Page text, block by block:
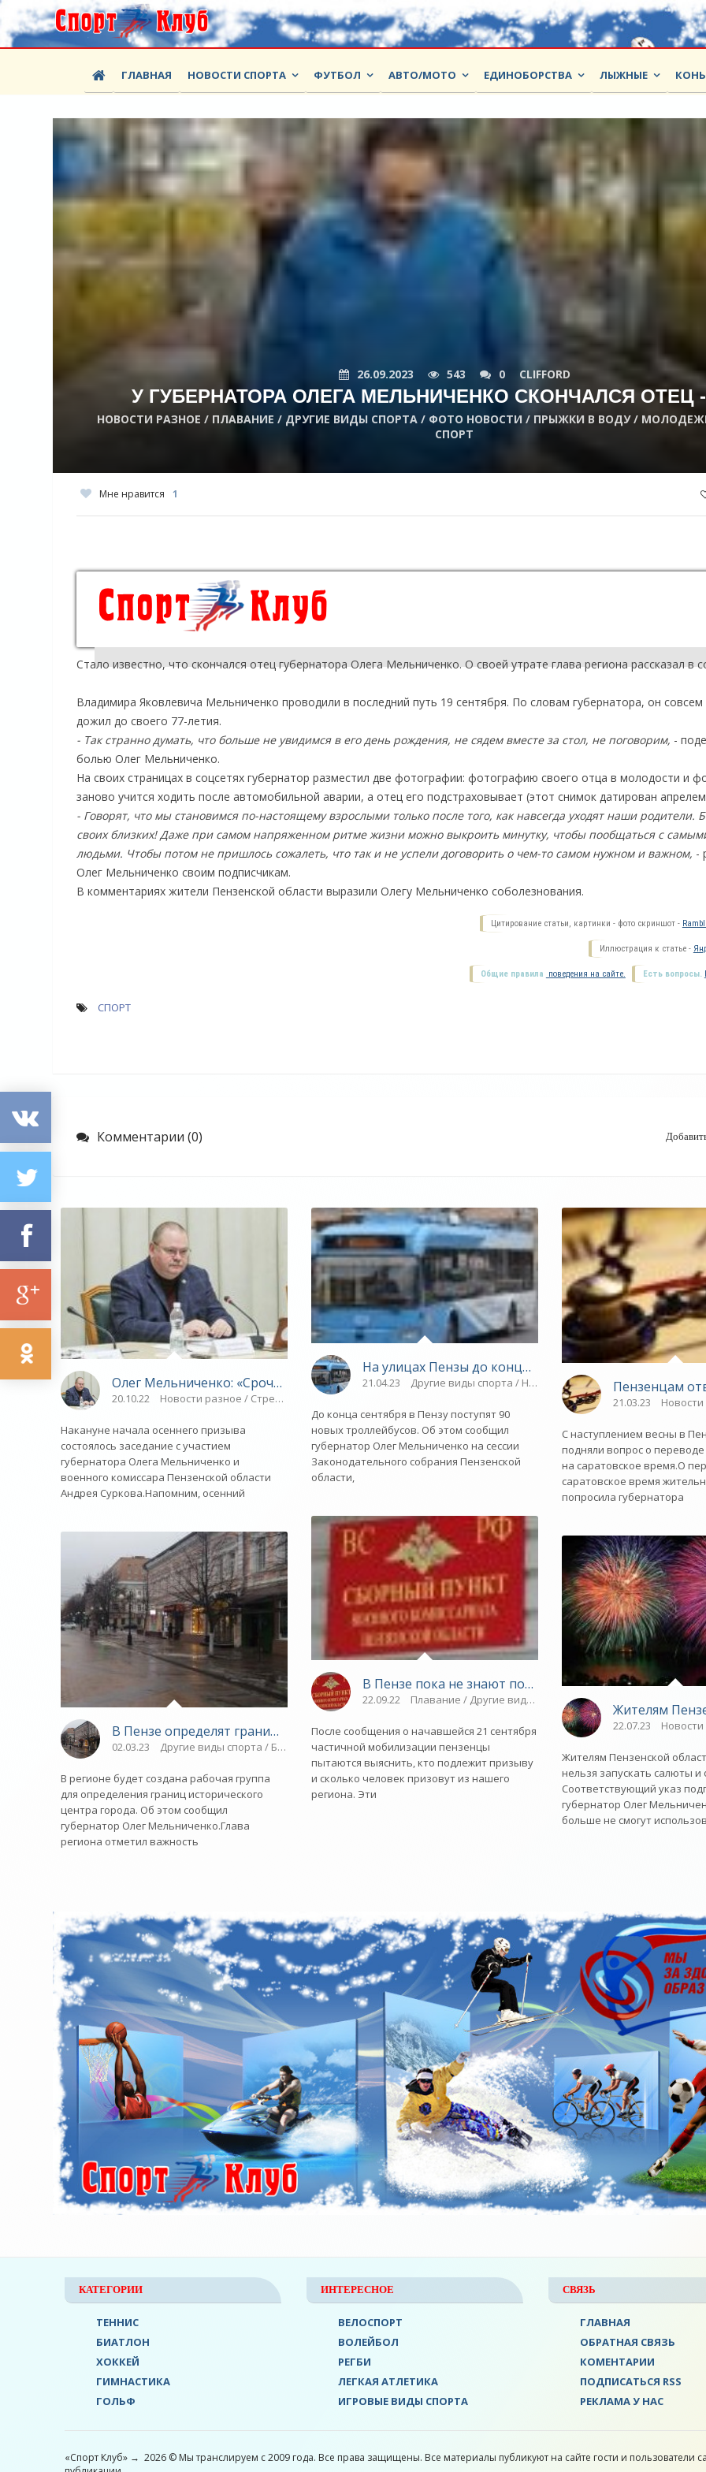
ГЛАВНАЯ НОВОСТИ СПОРТА ФУТБОЛ АВТО/МОТО ЕДИНОБОРСТВА ЛЫЖНЫЕ
26.09.2023 543 0 CLIFFORD
У ГУБЕРНАТОРА ОЛЕГА МЕЛЬНИЧЕНКО СКОНЧАЛСЯ ОТЕЦ
НОВОСТИ РАЗНОЕ / ПЛАВАНИЕ / ДРУГИЕ ВИДЫ СПОРТА / ФОТО НОВОСТИ / ПРЫЖКИ В ВОДУ /
СПОРТ
Мне нравится 1
Стало известно, что скончался отец губернатора Олега Мельниченко. О своей утрате глава региона рассказал в
Владимира Яковлевича Мельниченко проводили в последний путь 19 сентября. По словам губернатора, он
дожил до своего 77-летия.
- Так странно думать, что больше не увидимся в его день рождения, не сядем вместе за стол, не поговорим, -
болью Олег Мельниченко.
На своих страницах в соцсетях губернатор разместил две фотографии: фотографию своего отца в молодости и
заново учится ходить после автомобильной аварии, а отец его подстраховывает (этот снимок датирован
- Говорят, что мы становимся по-настоящему взрослыми только после того, как навсегда уходят наши родители.
своих близких! Даже при самом напряженном ритме жизни можно выкроить минутку, чтобы пообщаться с
людьми. Чтобы потом не пришлось сожалеть, что так и не успели договорить о чем-то самом нужном и важном, -
Олег Мельниченко своим подписчикам.
В комментариях жители Пензенской области выразили Олегу Мельниченко соболезнования.
Цитирование статьи, картинки - фото скриншот -
Иллюстрация к статье -
Есть вопросы.
Общие правила поведения на сайте.
СПОРТ
Комментарии (0)
Олег Мельниченко: «Срочники не будут задействованы в СВО» - СПОРТ
20.10.22 Новости разное / Стрельба / МОЛОДЕЖНОЕ ПЕРВЕНСТВО / Спорт
Накануне начала осеннего призыва
состоялось заседание с участием
губернатора Олега Мельниченко и
военного комиссара Пензенской области
Андрея Суркова.Напомним, осенний
В Пензе определят границы исторического центра города - СПОРТ
02.03.23 Другие виды спорта / Баскетбол / ВЕЛОСПОРТ / Новости разное / Спорт
В регионе будет создана рабочая группа
для определения границ исторического
центра города. Об этом сообщил
губернатор Олег Мельниченко.Глава
региона отметил важность
На улицах Пензы до конца сентября появятся 90
21.04.23 Другие виды спорта / Новости разное / Плавание / Спорт
До конца сентября в Пензу поступят 90
новых троллейбусов. Об этом сообщил
губернатор Олег Мельниченко на сессии
Законодательного собрания Пензенской
области,
В Пензе пока не знают порядок призыва по
22.09.22 Плавание / Другие виды спорта / Новости разное /
После сообщения о начавшейся 21 сентября
частичной мобилизации пензенцы
пытаются выяснить, кто подлежит призыву
и сколько человек призовут из нашего
региона. Эти
Пензенцам
21.03.23
С наступлением весны в
подняли вопрос о переводе
на саратовское время.О
саратовское время
попросила губернатора
Жителям
22.07.23
Жителям Пензенской
нельзя запускать салюты
Соответствующий указ
губернатор Олег
больше не смогут
КАТЕГОРИИ
ТЕННИС
БИАТЛОН
ХОККЕЙ
ГИМНАСТИКА
ГОЛЬФ
ИНТЕРЕСНОЕ
ВЕЛОСПОРТ
ВОЛЕЙБОЛ
РЕГБИ
ЛЕГКАЯ АТЛЕТИКА
ИГРОВЫЕ ВИДЫ СПОРТА
СВЯЗЬ
ГЛАВНАЯ
ОБРАТНАЯ СВЯЗЬ
КОМЕНТАРИИ
ПОДПИСАТЬСЯ RSS
РЕКЛАМА У НАС
«Спорт Клуб» →2026 © Мы транслируем с 2009 года. Все права защищены. Все материалы публикуют на сайте гости и пользователи